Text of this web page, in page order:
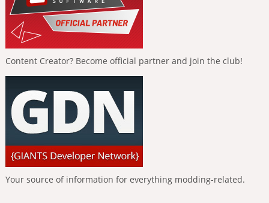
Content Creator? Become official partner and join the club!
Your source of information for everything modding-related.